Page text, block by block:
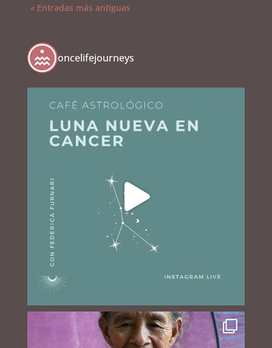
« Entradas más antiguas
oncelifejourneys